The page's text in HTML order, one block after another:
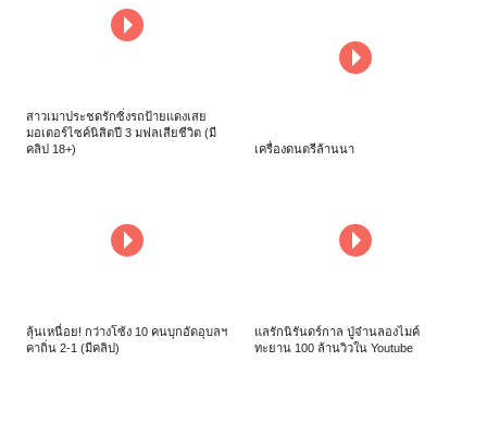
สาวเมาประชดรักซิ่งรถป้ายแดงเสย
มอเตอร์ไซค์นิสิตปี 3 มฟลเสียชีวิต (มี
คลิป 18+)
เครื่องดนตรีล้านนา
ลุ้นเหนื่อย! กว่างโซ้ง 10 คนบุกอัดอุบลฯ
คาถิ่น 2-1 (มีคลิป)
แลรักนิรันดร์กาล ปู่จ๋านลองไมค์
ทะยาน 100 ล้านวิวใน Youtube